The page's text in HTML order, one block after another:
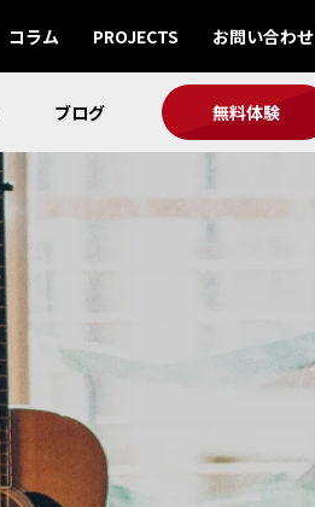
コラム PROJECTS お問い合わせ
ブログ 無料体験